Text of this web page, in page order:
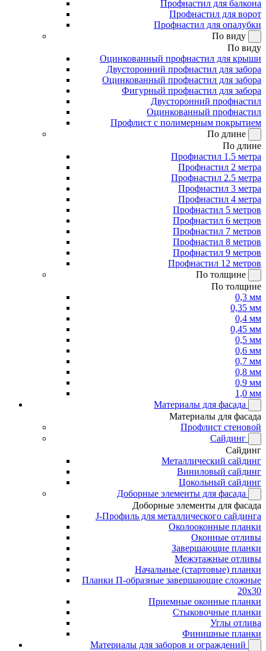
Профнастил для балкона
Профнастил для ворот
Профнастил для опалубки
По виду
По виду
Оцинкованный профнастил для крыши
Двусторонний профнастил для забора
Оцинкованный профнастил для забора
Фигурный профнастил для забора
Двусторонний профнастил
Оцинкованный профнастил
Профлист с полимерным покрытием
По длине
По длине
Профнастил 1.5 метра
Профнастил 2 метра
Профнастил 2.5 метра
Профнастил 3 метра
Профнастил 4 метра
Профнастил 5 метров
Профнастил 6 метров
Профнастил 7 метров
Профнастил 8 метров
Профнастил 9 метров
Профнастил 12 метров
По толщине
По толщине
0,3 мм
0,35 мм
0,4 мм
0,45 мм
0,5 мм
0,6 мм
0,7 мм
0,8 мм
0,9 мм
1,0 мм
Материалы для фасада
Материалы для фасада
Профлист стеновой
Сайдинг
Сайдинг
Металлический сайдинг
Виниловый сайдинг
Цокольный сайдинг
Доборные элементы для фасада
Доборные элементы для фасада
J-Профиль для металлического сайдинга
Околооконные планки
Оконные отливы
Завершающие планки
Межэтажные отливы
Начальные (стартовые) планки
Планки П-образные завершающие сложные
20x30
Приемные оконные планки
Стыковочные планки
Углы отлива
Финишные планки
Материалы для заборов и ограждений